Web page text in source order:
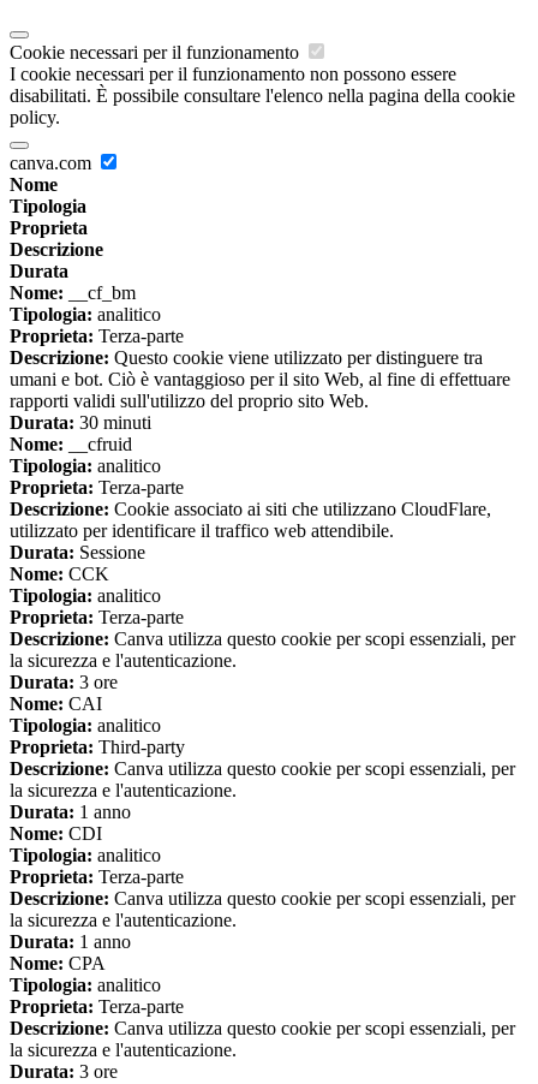
Cookie necessari per il funzionamento
I cookie necessari per il funzionamento non possono essere
disabilitati. È possibile consultare l'elenco nella pagina della cookie
policy.
canva.com
Nome
Tipologia
Proprieta
Descrizione
Durata
Nome: __cf_bm
Tipologia: analitico
Proprieta: Terza-parte
Descrizione: Questo cookie viene utilizzato per distinguere tra
umani e bot. Ciò è vantaggioso per il sito Web, al fine di effettuare
rapporti validi sull'utilizzo del proprio sito Web.
Durata: 30 minuti
Nome: __cfruid
Tipologia: analitico
Proprieta: Terza-parte
Descrizione: Cookie associato ai siti che utilizzano CloudFlare,
utilizzato per identificare il traffico web attendibile.
Durata: Sessione
Nome: CCK
Tipologia: analitico
Proprieta: Terza-parte
Descrizione: Canva utilizza questo cookie per scopi essenziali, per
la sicurezza e l'autenticazione.
Durata: 3 ore
Nome: CAI
Tipologia: analitico
Proprieta: Third-party
Descrizione: Canva utilizza questo cookie per scopi essenziali, per
la sicurezza e l'autenticazione.
Durata: 1 anno
Nome: CDI
Tipologia: analitico
Proprieta: Terza-parte
Descrizione: Canva utilizza questo cookie per scopi essenziali, per
la sicurezza e l'autenticazione.
Durata: 1 anno
Nome: CPA
Tipologia: analitico
Proprieta: Terza-parte
Descrizione: Canva utilizza questo cookie per scopi essenziali, per
la sicurezza e l'autenticazione.
Durata: 3 ore